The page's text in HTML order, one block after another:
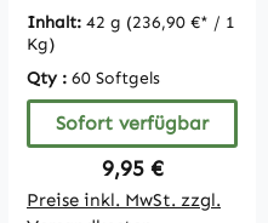
Softgels -
schluckfreundlich -
hochdosiert |
Vitamintrend
Inhalt: 42 g (236,90 €* / 1
Kg)
Qty : 60 Softgels
Sofort verfügbar
Regulärer Preis:
9,95 €
Preise inkl. MwSt. zzgl.